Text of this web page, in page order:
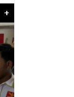
+